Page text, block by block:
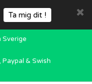
Ta mig dit !
Sverige
& Swish